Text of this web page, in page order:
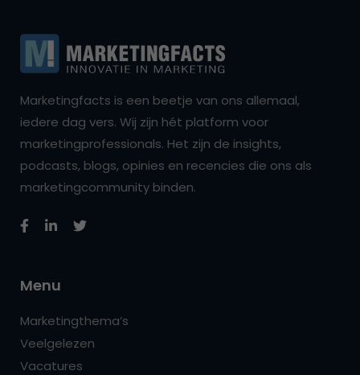
Marketingfacts is een beetje van ons allemaal,
iedere dag vers. Wij zijn hét platform voor
marketingprofessionals. Het zijn de insights,
podcasts, blogs, opinies en recencies die ons als
marketingcommunity binden.
Menu
Marketingthema’s
Veelgelezen
Vacatures